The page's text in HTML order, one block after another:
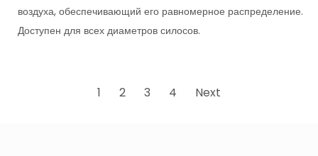
воздуха, обеспечивающий его равномерное распределение.
Доступен для всех диаметров силосов.
1 2 3 4 Next